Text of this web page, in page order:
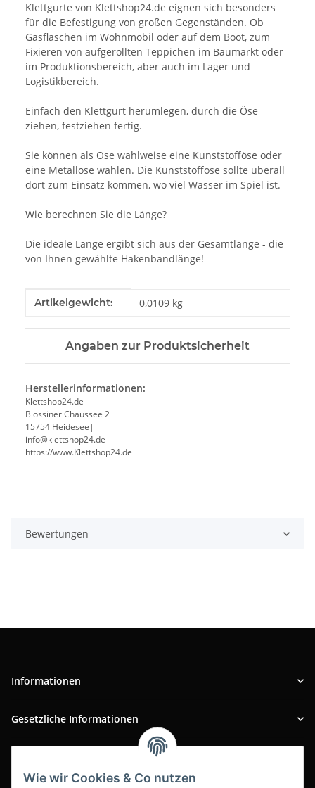
Wie wir Cookies & Co nutzen
Klettgurte von Klettshop24.de eignen sich besonders
für die Befestigung von großen Gegenständen. Ob
Gasflaschen im Wohnmobil oder auf dem Boot, zum
Fixieren von aufgerollten Teppichen im Baumarkt oder
im Produktionsbereich, aber auch im Lager und
Logistikbereich.
Einfach den Klettgurt herumlegen, durch die Öse
ziehen, festziehen fertig.
Sie können als Öse wahlweise eine Kunststofföse oder
eine Metallöse wählen. Die Kunststofföse sollte überall
dort zum Einsatz kommen, wo viel Wasser im Spiel ist.
Wie berechnen Sie die Länge?
Die ideale Länge ergibt sich aus der Gesamtlänge - die
von Ihnen gewählte Hakenbandlänge!
Produkteigenschaft
Wert
Artikelgewicht: 0,0109 kg
Angaben zur Produktsicherheit
Herstellerinformationen:
Klettshop24.de
Blossiner Chaussee 2
15754 Heidesee|
info@klettshop24.de
https://www.Klettshop24.de
Bewertungen
Informationen
Gesetzliche Informationen